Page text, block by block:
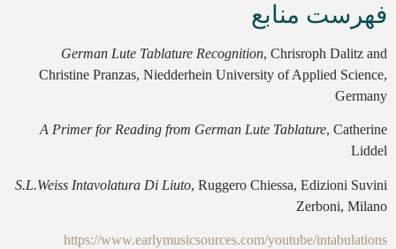
فهرست منابع
German Lute Tablature Recognition, Chrisroph Dalitz and
Christine Pranzas, Niedderhein University of Applied Science,
Germany
A Primer for Reading from German Lute Tablature, Catherine
Liddel
S.L.Weiss Intavolatura Di Liuto, Ruggero Chiessa, Edizioni Suvini
Zerboni, Milano
https://www.earlymusicsources.com/youtube/intabulations